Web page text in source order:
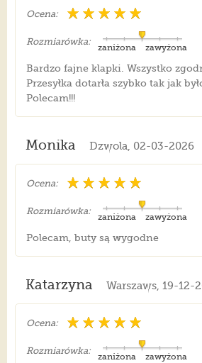
Ocena:
Rozmiarówka:
zawyżona
zaniżona
Bardzo fajne klapki. Wszystko
Przesyłka dotarła szybko tak jak
Polecam!!!
Monika Dzwola, 02-03-2026
Ocena:
Rozmiarówka:
zawyżona
zaniżona
Polecam, buty są wygodne
Katarzyna Warszaws, 19-12-
Ocena:
Rozmiarówka:
zawyżona
zaniżona